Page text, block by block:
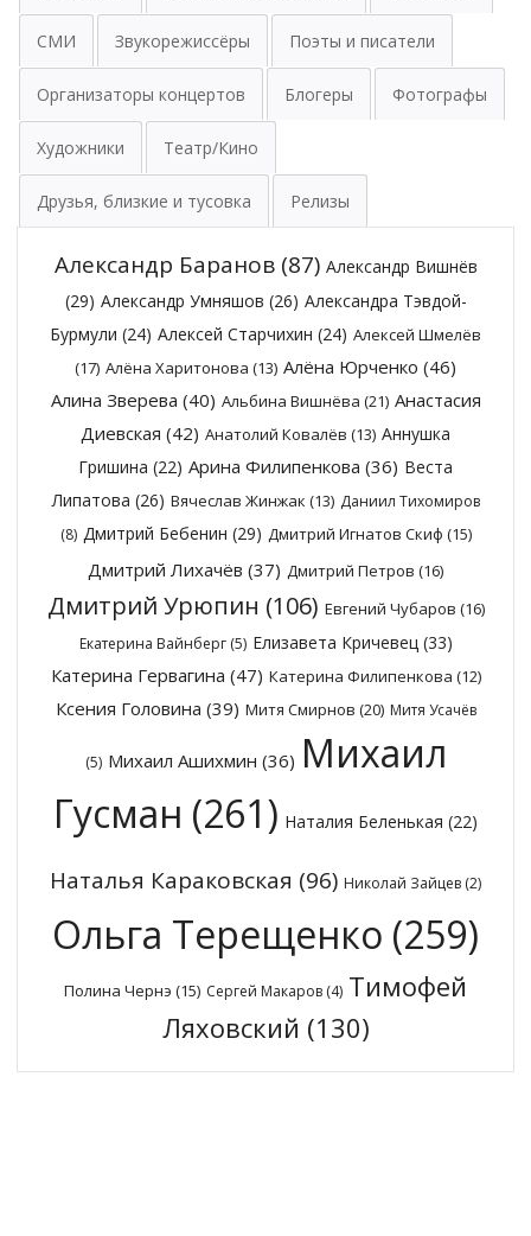
СМИ Звукорежиссёры Поэты и писатели
Организаторы концертов Блогеры Фотографы
Художники Театр/Кино
Друзья, близкие и тусовка Релизы
Александр Баранов(87) Александр Вишнёв
(29) Александр Умняшов (26) Александра Тэвдой-
Бурмули (24) Алексей Старчихин (24) Алексей Шмелёв
(17) Алёна Харитонова (13) Алёна Юрченко (46)
Алина Зверева (40) Альбина Вишнёва (21) Анастасия
Диевская (42) Анатолий Ковалёв (13) Аннушка
Гришина (22) Арина Филипенкова (36) Веста
Липатова (26) Вячеслав Жинжак (13) Даниил Тихомиров
(8) Дмитрий Бебенин (29) Дмитрий Игнатов Скиф (15)
Дмитрий Лихачёв (37) Дмитрий Петров (16)
Дмитрий Урюпин (106) Евгений Чубаров (16)
Екатерина Вайнберг(5) Елизавета Кричевец(33)
Катерина Гервагина (47) Катерина Филипенкова (12)
Ксения Головина (39) Митя Смирнов (20) Митя Усачёв
(5) Михаил Ашихмин (36) Михаил
Гусман (261) Наталия Беленькая (22)
Наталья Караковская (96) Николай Зайцев (2)
Ольга Терещенко (259)
Полина Чернэ (15) Сергей Макаров (4) Тимофей
Ляховский (130)